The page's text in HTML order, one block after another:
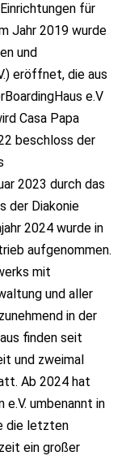
für
Jahr 2019 wurde
und
eröffnet, die aus
e.V
Casa Papa
beschloss der
2023 durch das
der Diakonie
2024 wurde in
aufgenommen.
mit
und aller
in der
finden seit
und zweimal
Ab 2024 hat
umbenannt in
die letzten
ein großer